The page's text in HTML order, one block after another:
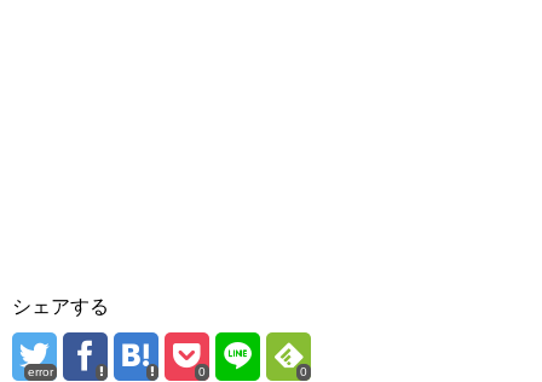
シェアする
error 0 0